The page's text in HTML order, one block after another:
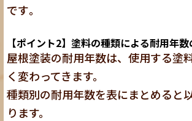
です。
【ポイント2】塗料の種類による耐用年
屋根塗装の耐用年数は、使用する塗
く変わってきます。
種類別の耐用年数を表にまとめると
ります。